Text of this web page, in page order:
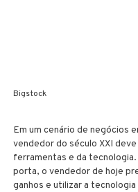
Bigstock
Em um cenário de negócios
vendedor do século XXI
ferramentas e da
porta, o vendedor de hoje
ganhos e utilizar a